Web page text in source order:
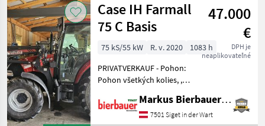
Case IH Farmall
75 C Basis
47.000
€
DPH je
neaplikovateľné
75 kS/55 kW R. v. 2020
1083 h
PRIVATVERKAUF - Pohon:
Pohon všetkých kolies, ,
Vodičská kabína, : Traktory
Tradičný traktor
Markus Bierbauer GmbH
7501 Siget in der Wart